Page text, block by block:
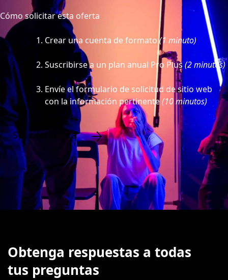
Cómo solicitar esta oferta
Crear una cuenta de formato(1 minuto)
Suscribirse a un plan anual Pro Plus(2 minutos)
Envíe el formulario de solicitud de sitio web
con la información pertinente(10 minutos)
Solicitar oferta
Obtenga respuestas a todas
tus preguntas